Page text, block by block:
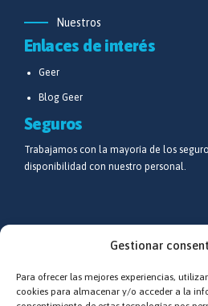
Gestionar
Para ofrecer las mejores experiencias,
cookies para almacenar y/o acceder a la
Nuestros
Enlaces de interés
Geer
Blog Geer
Seguros
Trabajamos con la mayoría de los
disponibilidad con nuestro personal.
Estamos epecialmente activos en